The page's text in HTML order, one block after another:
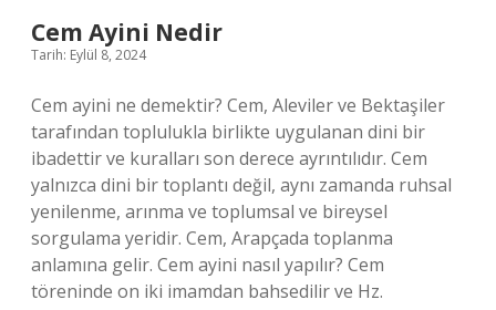
Cem Ayini Nedir
Tarih: Eylül 8, 2024
Cem ayini ne demektir? Cem, Aleviler ve Bektaşiler
tarafından toplulukla birlikte uygulanan dini bir
ibadettir ve kuralları son derece ayrıntılıdır. Cem
yalnızca dini bir toplantı değil, aynı zamanda ruhsal
yenilenme, arınma ve toplumsal ve bireysel
sorgulama yeridir. Cem, Arapçada toplanma
anlamına gelir. Cem ayini nasıl yapılır? Cem
töreninde on iki imamdan bahsedilir ve Hz.